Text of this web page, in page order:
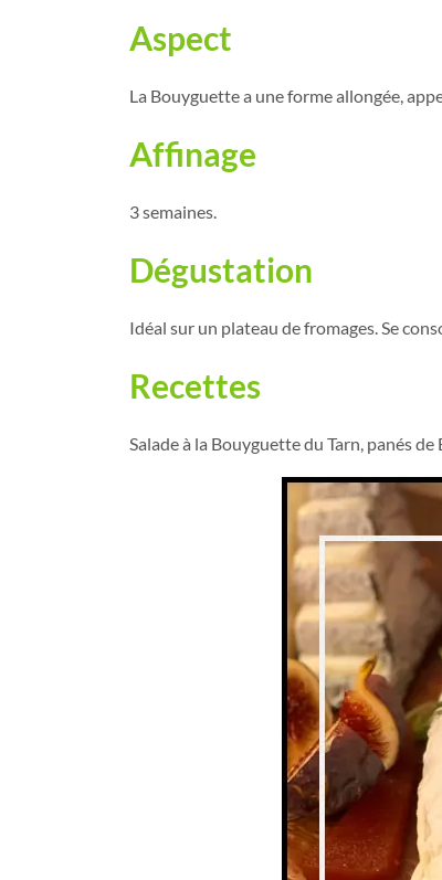
Aspect
La Bouyguette a une forme allongée,
Affinage
3 semaines.
Dégustation
Idéal sur un plateau de fromages. Se
Recettes
Salade à la Bouyguette du Tarn, panés de